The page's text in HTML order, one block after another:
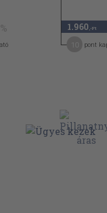
1.960 ,-Ft
pont